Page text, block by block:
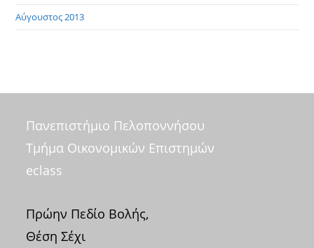
Αύγουστος 2013
Πανεπιστήμιο Πελοποννήσου
Τμήμα Οικονομικών Επιστημών
eclass
Πρώην Πεδίο Βολής,
Θέση Σέχι